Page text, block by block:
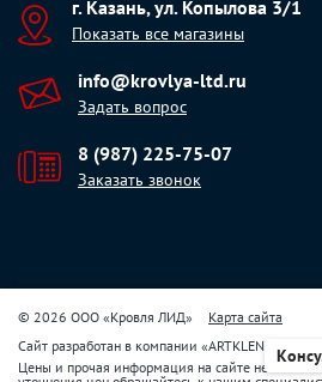
г. Казань, ул. Копылова 3/1
Показать все магазины
info@krovlya-ltd.ru
Задать вопрос
8 (987) 225-75-07
Заказать звонок
© 2026 ООО «Кровля ЛИД»
Карта сайта
Сайт разработан в компании «ARTKLEN
Цены и прочая информация на сайте не